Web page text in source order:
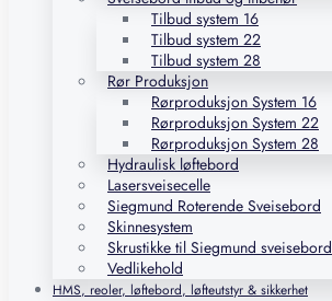
Tilbud system 16
Tilbud system 22
Tilbud system 28
Rør Produksjon
Rørproduksjon System 16
Rørproduksjon System 22
Rørproduksjon System 28
Hydraulisk løftebord
Lasersveisecelle
Siegmund Roterende Sveisebord
Skinnesystem
Skrustikke til Siegmund sveisebord
Vedlikehold
HMS, reoler, løftebord, løfteutstyr & sikkerhet